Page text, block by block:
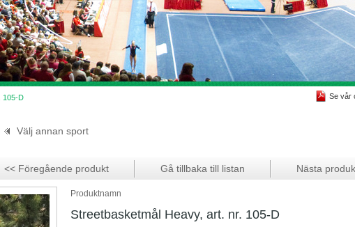
105-D Se vår
Välj annan sport
<< Föregående produkt Gå tillbaka till listan Nästa
Produktnamn
Streetbasketmål Heavy, art. nr. 105-D